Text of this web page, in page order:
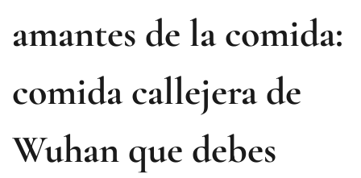
amantes de la comida:
comida callejera de
Wuhan que debes